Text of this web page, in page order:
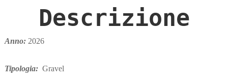
Descrizione
Anno: 2026
Tipologia:Gravel